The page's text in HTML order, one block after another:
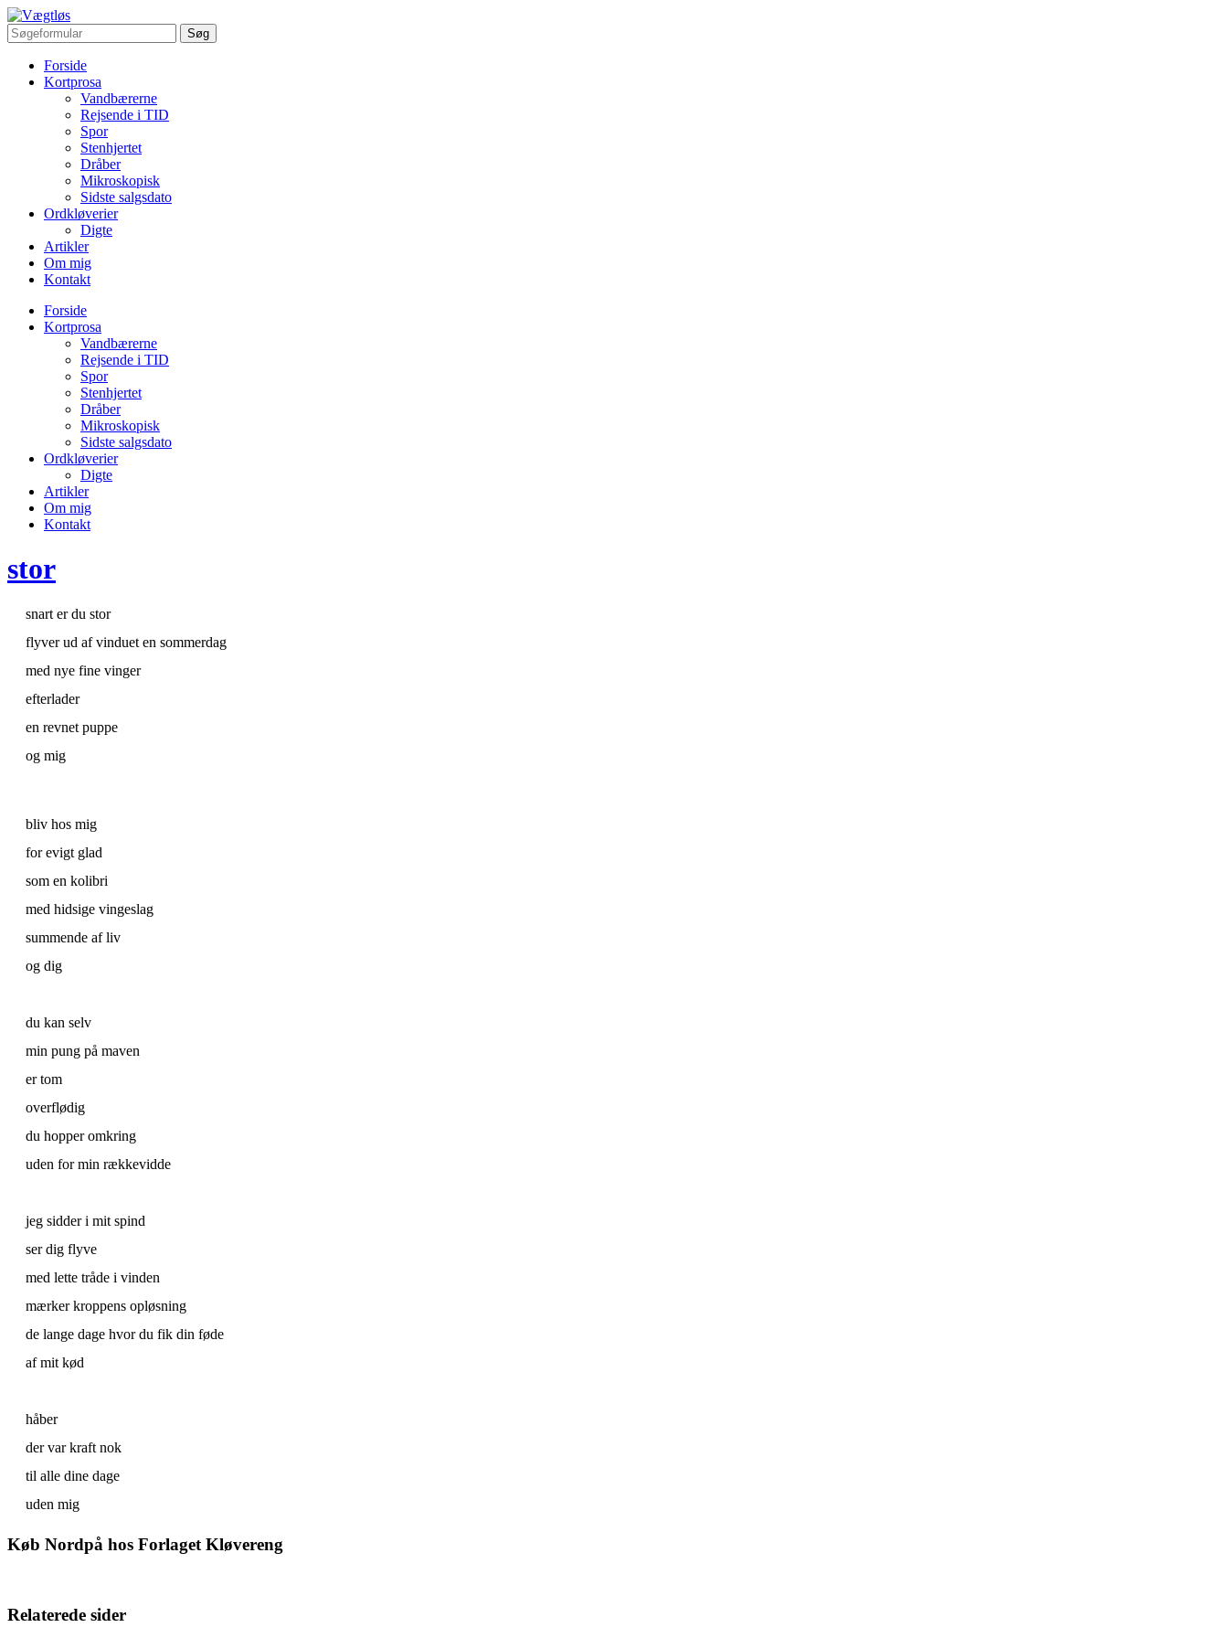
Forside
Kortprosa
Vandbærerne
Rejsende i TID
Spor
Stenhjertet
Dråber
Mikroskopisk
Sidste salgsdato
Ordkløverier
Digte
Artikler
Om mig
Kontakt
Forside
Kortprosa
Vandbærerne
Rejsende i TID
Spor
Stenhjertet
Dråber
Mikroskopisk
Sidste salgsdato
Ordkløverier
Digte
Artikler
Om mig
Kontakt
stor
snart er du stor
flyver ud af vinduet en sommerdag
med nye fine vinger
efterlader
en revnet puppe
og mig
bliv hos mig
for evigt glad
som en kolibri
med hidsige vingeslag
summende af liv
og dig
du kan selv
min pung på maven
er tom
overflødig
du hopper omkring
uden for min rækkevidde
jeg sidder i mit spind
ser dig flyve
med lette tråde i vinden
mærker kroppens opløsning
de lange dage hvor du fik din føde
af mit kød
håber
der var kraft nok
til alle dine dage
uden mig
Køb Nordpå hos Forlaget Kløvereng
Relaterede sider